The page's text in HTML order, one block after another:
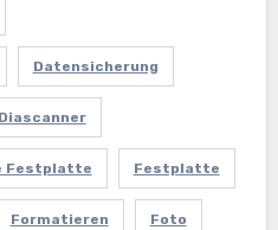
Datensicherung
Diascanner
Festplatte Festplatte
Formatieren Foto